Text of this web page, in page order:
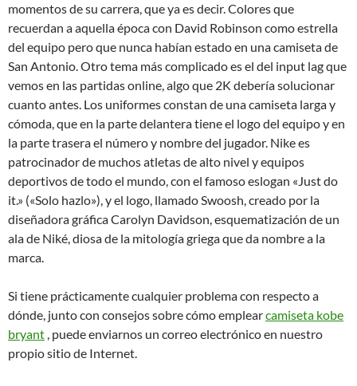
momentos de su carrera, que ya es decir. Colores que
recuerdan a aquella época con David Robinson como estrella
del equipo pero que nunca habían estado en una camiseta de
San Antonio. Otro tema más complicado es el del input lag que
vemos en las partidas online, algo que 2K debería solucionar
cuanto antes. Los uniformes constan de una camiseta larga y
cómoda, que en la parte delantera tiene el logo del equipo y en
la parte trasera el número y nombre del jugador. Nike es
patrocinador de muchos atletas de alto nivel y equipos
deportivos de todo el mundo, con el famoso eslogan «Just do
it.» («Solo hazlo»), y el logo, llamado Swoosh, creado por la
diseñadora gráfica Carolyn Davidson, esquematización de un
ala de Niké, diosa de la mitología griega que da nombre a la
marca.
Si tiene prácticamente cualquier problema con respecto a
dónde, junto con consejos sobre cómo emplearcamiseta kobe
bryant , puede enviarnos un correo electrónico en nuestro
propio sitio de Internet.